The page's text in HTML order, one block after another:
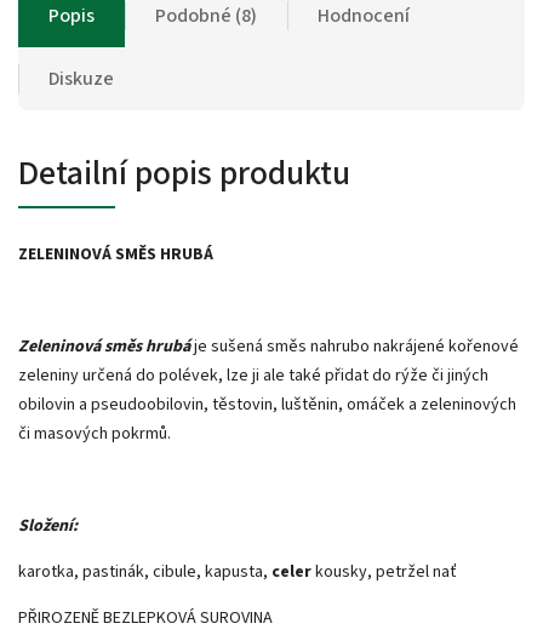
Popis Podobné (8) Hodnocení
Diskuze
Detailní popis produktu
ZELENINOVÁ SMĚS HRUBÁ
Zeleninová směs hrubáje sušená směs nahrubo nakrájené kořenové
zeleniny určená do polévek, lze ji ale také přidat do rýže či jiných
obilovin a pseudoobilovin, těstovin, luštěnin, omáček a zeleninových
či masových pokrmů.
Složení:
karotka, pastinák, cibule, kapusta, celerkousky, petržel nať
PŘIROZENĚ BEZLEPKOVÁ SUROVINA